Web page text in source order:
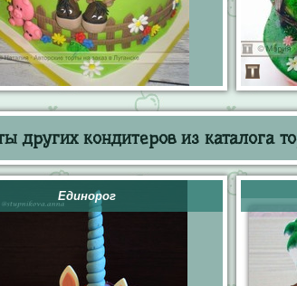
других кондитеров из каталога
Единорог